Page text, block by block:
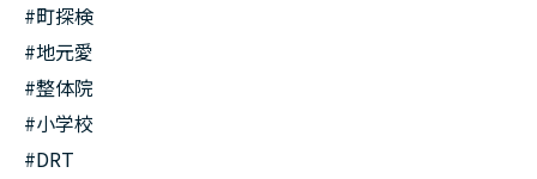
#町探検
#地元愛
#整体院
#小学校
#DRT